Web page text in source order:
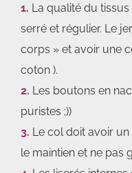
1. La qualité du
serré et régulier. Le
corps » et avoir une
coton ).
2. Les boutons en
puristes ;))
3. Le col doit avoir
le maintien et ne pas